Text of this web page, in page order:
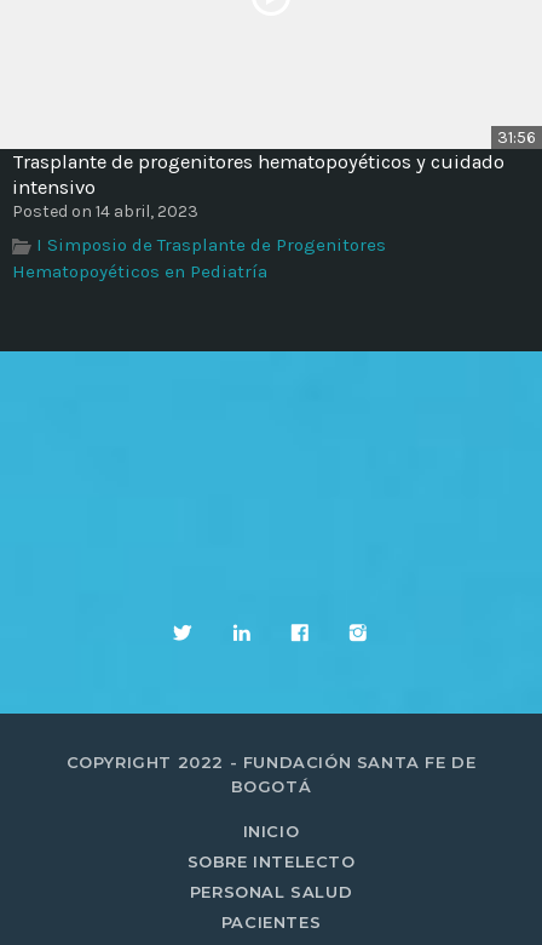
31:56
Trasplante de progenitores hematopoyéticos y cuidado
intensivo
Posted on 14 abril, 2023
I Simposio de Trasplante de Progenitores
Hematopoyéticos en Pediatría
COPYRIGHT 2022 - FUNDACIÓN SANTA FE DE
BOGOTÁ
INICIO
SOBRE INTELECTO
PERSONAL SALUD
PACIENTES